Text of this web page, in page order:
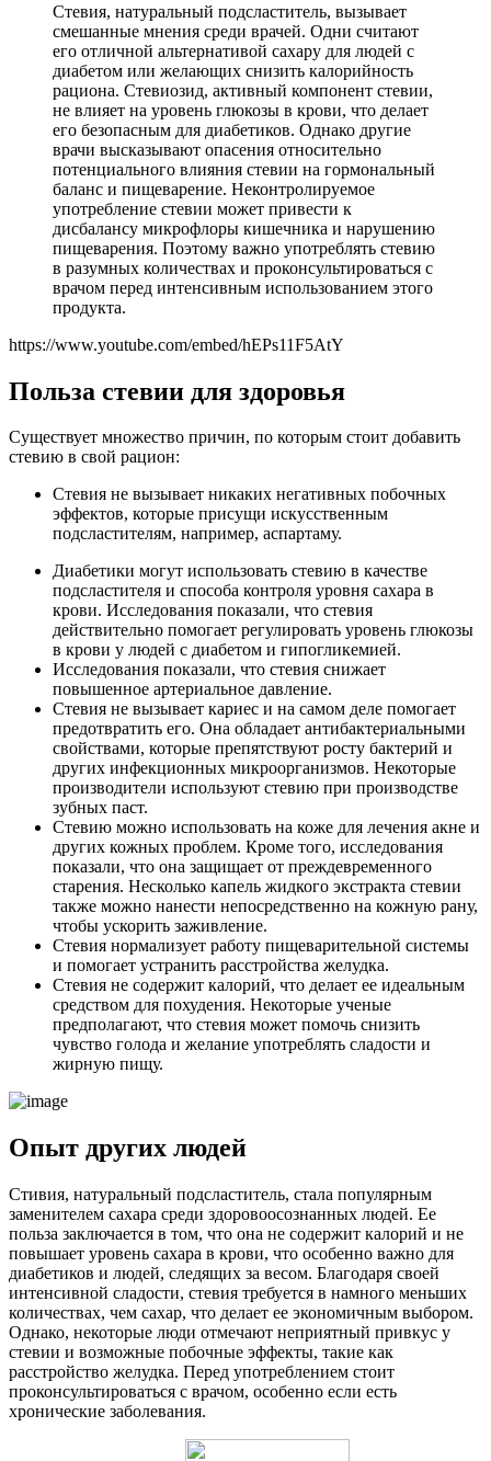
Стевия, натуральный подсластитель, вызывает
смешанные мнения среди врачей. Одни считают
его отличной альтернативой сахару для людей с
диабетом или желающих снизить калорийность
рациона. Стевиозид, активный компонент стевии,
не влияет на уровень глюкозы в крови, что делает
его безопасным для диабетиков. Однако другие
врачи высказывают опасения относительно
потенциального влияния стевии на гормональный
баланс и пищеварение. Неконтролируемое
употребление стевии может привести к
дисбалансу микрофлоры кишечника и нарушению
пищеварения. Поэтому важно употреблять стевию
в разумных количествах и проконсультироваться с
врачом перед интенсивным использованием этого
продукта.
https://www.youtube.com/embed/hEPs11F5AtY
Польза стевии для здоровья
Существует множество причин, по которым стоит добавить
стевию в свой рацион:
Стевия не вызывает никаких негативных побочных
эффектов, которые присущи искусственным
подсластителям, например, аспартаму.
Диабетики могут использовать стевию в качестве
подсластителя и способа контроля уровня сахара в
крови. Исследования показали, что стевия
действительно помогает регулировать уровень глюкозы
в крови у людей с диабетом и гипогликемией.
Исследования показали, что стевия снижает
повышенное артериальное давление.
Стевия не вызывает кариес и на самом деле помогает
предотвратить его. Она обладает антибактериальными
свойствами, которые препятствуют росту бактерий и
других инфекционных микроорганизмов. Некоторые
производители используют стевию при производстве
зубных паст.
Стевию можно использовать на коже для лечения акне и
других кожных проблем. Кроме того, исследования
показали, что она защищает от преждевременного
старения. Несколько капель жидкого экстракта стевии
также можно нанести непосредственно на кожную рану,
чтобы ускорить заживление.
Стевия нормализует работу пищеварительной системы
и помогает устранить расстройства желудка.
Стевия не содержит калорий, что делает ее идеальным
средством для похудения. Некоторые ученые
предполагают, что стевия может помочь снизить
чувство голода и желание употреблять сладости и
жирную пищу.
Опыт других людей
Стивия, натуральный подсластитель, стала популярным
заменителем сахара среди здоровоосознанных людей. Ее
польза заключается в том, что она не содержит калорий и не
повышает уровень сахара в крови, что особенно важно для
диабетиков и людей, следящих за весом. Благодаря своей
интенсивной сладости, стевия требуется в намного меньших
количествах, чем сахар, что делает ее экономичным выбором.
Однако, некоторые люди отмечают неприятный привкус у
стевии и возможные побочные эффекты, такие как
расстройство желудка. Перед употреблением стоит
проконсультироваться с врачом, особенно если есть
хронические заболевания.